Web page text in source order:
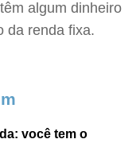
algum dinheiro
da renda fixa.
você tem o